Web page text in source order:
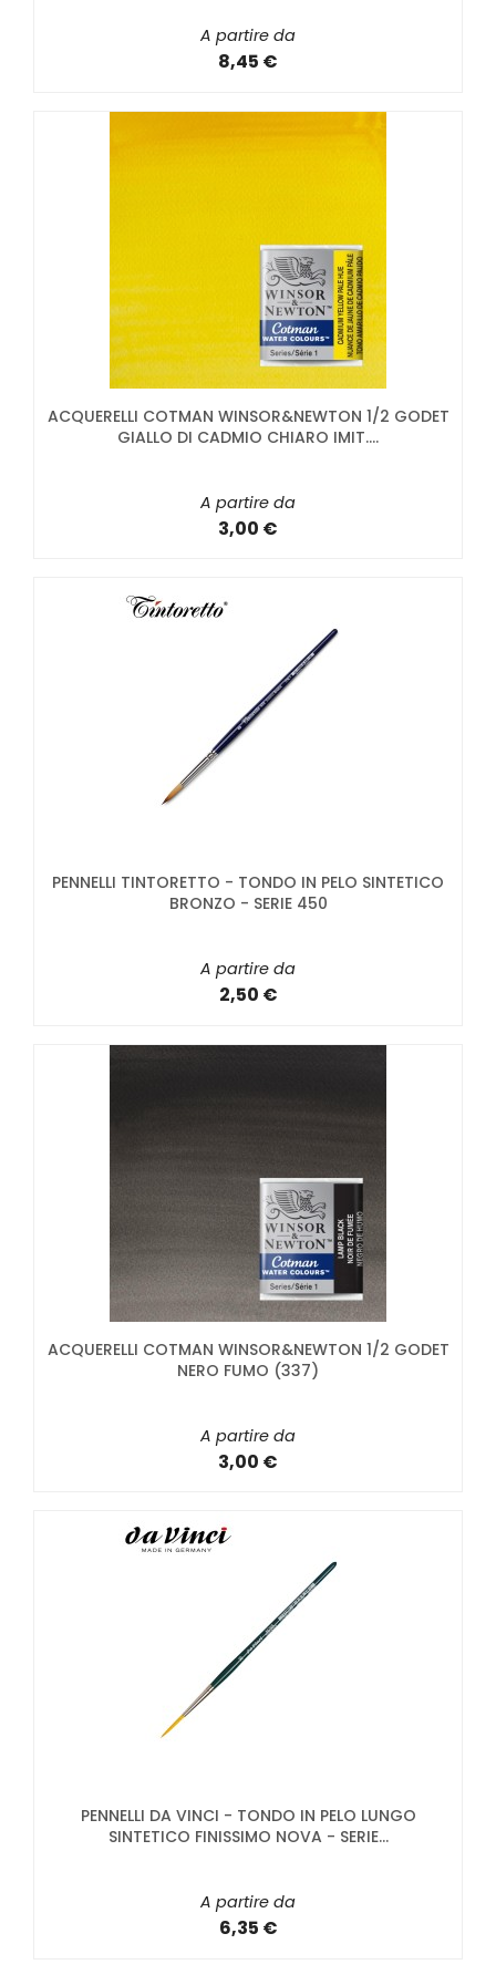
A partire da
8,45 €
ACQUERELLI COTMAN WINSOR&NEWTON 1/2 GODET
GIALLO DI CADMIO CHIARO IMIT....
A partire da
3,00 €
PENNELLI TINTORETTO - TONDO IN PELO SINTETICO
BRONZO - SERIE 450
A partire da
2,50 €
ACQUERELLI COTMAN WINSOR&NEWTON 1/2 GODET
NERO FUMO (337)
A partire da
3,00 €
PENNELLI DA VINCI - TONDO IN PELO LUNGO
SINTETICO FINISSIMO NOVA - SERIE...
A partire da
6,35 €